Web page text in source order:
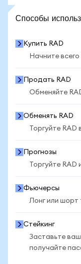
Способы
Купить RAD
Начните
Продать RAD
Обменяйте
Обменять RAD
Торгуйте
Прогнозы
Торгуйте
Фьючерсы
Лонг или шорт
Стейкинг
Заставьте
получайте